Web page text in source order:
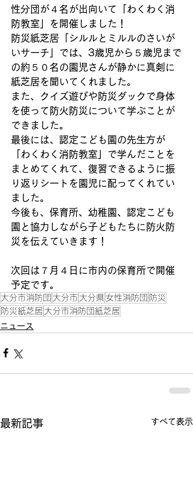
性分団が４名が出向いて「わくわく消
防教室」を開催しました！
防災紙芝居「シルルとミルルのさいが
いサーチ」では、3歳児から５歳児まで
の約５０名の園児さんが静かに真剣に
紙芝居を聞いてくれました。
また、クイズ遊びや防災ダックで身体
を使って防火防災について学ぶことが
できました。
最後には、認定こども園の先生方が
「わくわく消防教室」で学んだことを
まとめてくれて、復習できるように振
り返りシートを園児に配ってくれてい
ました。
今後も、保育所、幼稚園、認定こども
園と協力しながら子どもたちに防火防
災を伝えていきます！
次回は７月４日に市内の保育所で開催
予定です。
大分市消防団 大分市 大分県 女性消防団 防災
防災紙芝居 大分市消防団紙芝居
ニュース
最新記事 すべて表示